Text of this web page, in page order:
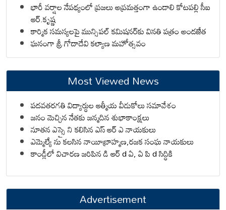
భారీ వర్షాల నేపథ్యంలో ప్రజలు అప్రమత్తంగా ఉండాలి కోటపల్లి సీఐ
ఆర్.కృష్ణ
కార్మిక సమస్యలపై మున్సిపల్ కమిషనర్‌కు వినతి పత్రం అందజేత
ఘనంగా శ్రీ గోదాదేవి కల్యాణ మహోత్సవం
Most Viewed News
పదవతరగతి విద్యార్థుల ఆత్మీయ వీడుకోలు సమావేశం
జనం మెచ్చిన నేతకు జన్మదిన శుభాకాంక్షలు
నూతన ఎస్సై ని కలిసిన ఎస్ ఆర్ ఎ నాయకులు
ఎమ్మెల్యే ను కలసిన నాయీబ్రాహ్మణ,రజక సంఘ నాయకులు
కాండ్లీలో విచారణ జరిపిన డి ఆర్ d ఏ, ఏ పి d సిద్ధికి
Advertisement